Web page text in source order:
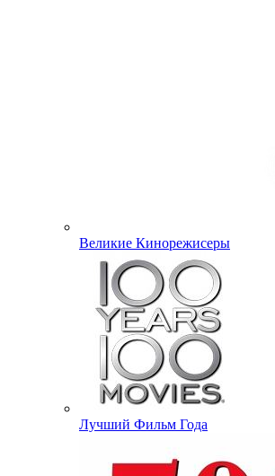
Великие Кинорежисеры
Лучший Фильм Года